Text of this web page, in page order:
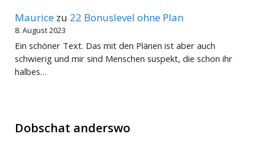
Maurice zu 22 Bonuslevel ohne Plan
8. August 2023
Ein schöner Text. Das mit den Plänen ist aber auch
schwierig und mir sind Menschen suspekt, die schon ihr
halbes…
Dobschat anderswo